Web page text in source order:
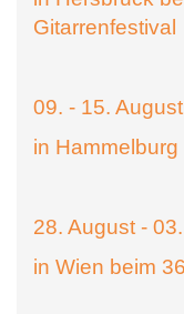
Gitarrenfestival
09. - 15.
in
28. August -
in Wien beim